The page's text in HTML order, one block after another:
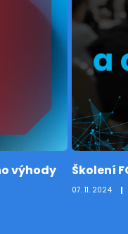
výhody
Školení
07. 11. 2024